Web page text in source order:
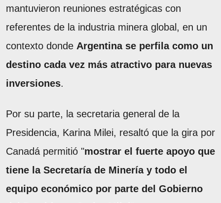
mantuvieron reuniones estratégicas con
referentes de la industria minera global, en un
contexto donde Argentina se perfila como un
destino cada vez más atractivo para nuevas
inversiones.
Por su parte, la secretaria general de la
Presidencia, Karina Milei, resaltó que la gira por
Canadá permitió "mostrar el fuerte apoyo que
tiene la Secretaría de Minería y todo el
equipo económico por parte del Gobierno